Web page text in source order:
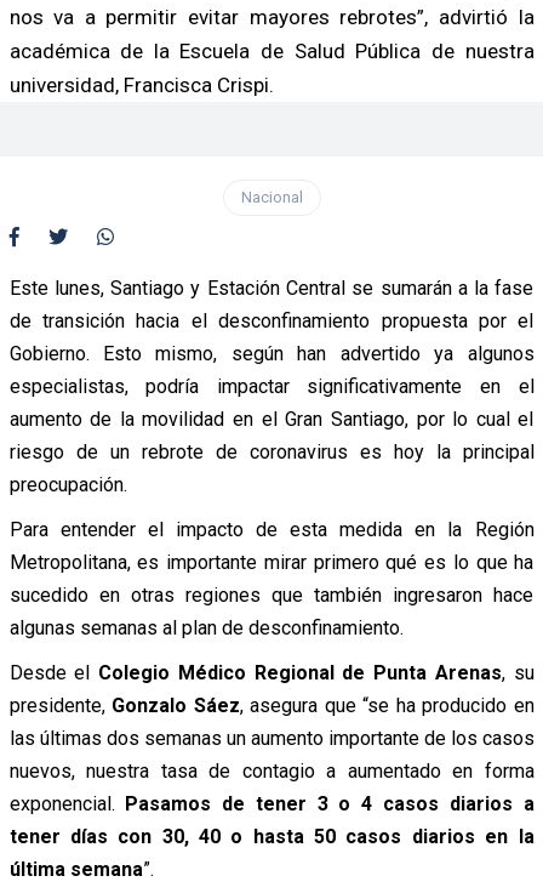
nos va a permitir evitar mayores rebrotes”, advirtió la
académica de la Escuela de Salud Pública de nuestra
universidad, Francisca Crispi.
Nacional
Este lunes, Santiago y Estación Central se sumarán a la fase
de transición hacia el desconfinamiento propuesta por el
Gobierno. Esto mismo, según han advertido ya algunos
especialistas, podría impactar significativamente en el
aumento de la movilidad en el Gran Santiago, por lo cual el
riesgo de un rebrote de coronavirus es hoy la principal
preocupación.
Para entender el impacto de esta medida en la Región
Metropolitana, es importante mirar primero qué es lo que ha
sucedido en otras regiones que también ingresaron hace
algunas semanas al plan de desconfinamiento.
Desde el Colegio Médico Regional de Punta Arenas, su
presidente, Gonzalo Sáez, asegura que “se ha producido en
las últimas dos semanas un aumento importante de los casos
nuevos, nuestra tasa de contagio a aumentado en forma
exponencial. Pasamos de tener 3 o 4 casos diarios a
tener días con 30, 40 o hasta 50 casos diarios en la
última semana”.